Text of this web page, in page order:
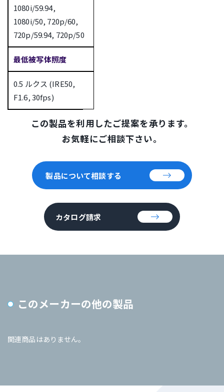
1080i/59.94,
1080i/50, 720p/60,
720p/59.94, 720p/50
最低被写体照度
0.5 ルクス (IRE50,
F1.6, 30fps)
この製品を利用したご提案を承ります。
お気軽にご相談下さい。
製品について相談する
カタログ請求
このメーカーの他の製品
関連商品はありません。